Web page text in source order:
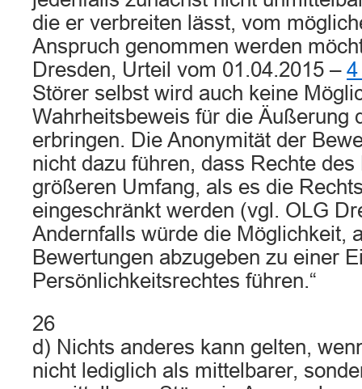
die er verbreiten lässt, vom
Anspruch genommen werden
Dresden, Urteil vom 01.04.2015 –
Störer selbst wird auch keine
Wahrheitsbeweis für die Äußerung
erbringen. Die Anonymität der
nicht dazu führen, dass Rechte
größeren Umfang, als es die
eingeschränkt werden (vgl. OLG
Andernfalls würde die Möglichkeit,
Bewertungen abzugeben zu einer
Persönlichkeitsrechtes führen.“
26
d) Nichts anderes kann gelten,
nicht lediglich als mittelbarer,